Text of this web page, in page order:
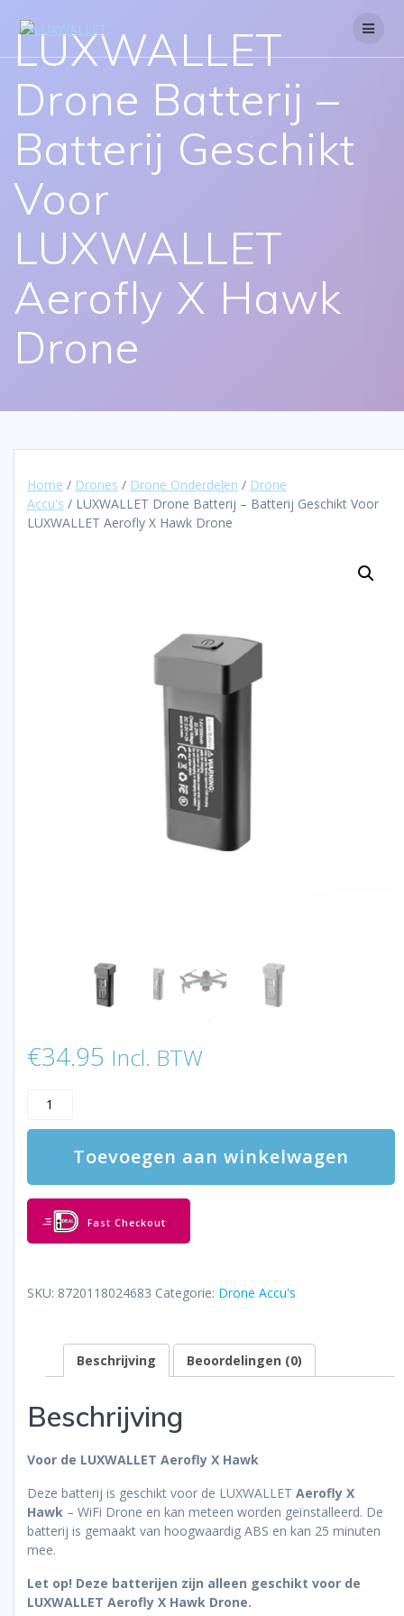
LUXWALLET
Drone Batterij –
Batterij Geschikt
Voor
LUXWALLET
Aerofly X Hawk
Drone
Home / Drones / Drone Onderdelen / Drone
Accu's / LUXWALLET Drone Batterij – Batterij Geschikt Voor
LUXWALLET Aerofly X Hawk Drone
€34.95 Incl. BTW
LUXWALLET
Batterij
Voor
LUXWALLET
Aerofly
Hawk
Toevoegen aan winkelwagen
Fast Checkout
SKU: 8720118024683 Categorie: Drone Accu's
Beschrijving Beoordelingen (0)
Beschrijving
Voor de LUXWALLET Aerofly X Hawk
Deze batterij is geschikt voor de LUXWALLET Aerofly X
Hawk – WiFi Drone en kan meteen worden geïnstalleerd. De
batterij is gemaakt van hoogwaardig ABS en kan 25 minuten
mee.
Let op! Deze batterijen zijn alleen geschikt voor de
LUXWALLET Aerofly X Hawk Drone.